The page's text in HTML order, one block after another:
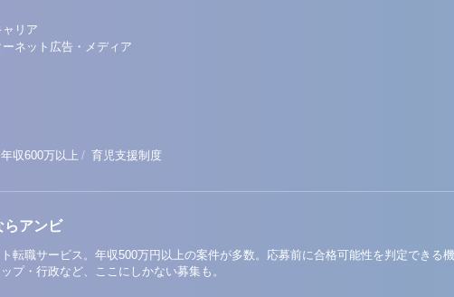
リア
ネット広告・メディア
年収600万以上 / 育児支援制度
らアンビ
転職サービス。年収500万円以上の案件が多数。応募前に合格可能性を判定できる
プ・行政など、ここにしかない募集も。